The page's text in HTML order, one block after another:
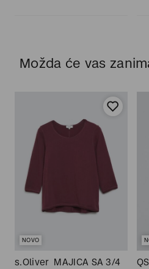
Možda će vas
NOVO
s.Oliver MAJICA SA 3/4
QS